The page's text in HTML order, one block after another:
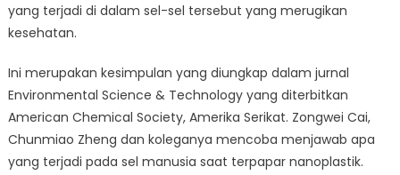
yang terjadi di dalam sel-sel tersebut yang merugikan
kesehatan.
Ini merupakan kesimpulan yang diungkap dalam jurnal
Environmental Science & Technology yang diterbitkan
American Chemical Society, Amerika Serikat. Zongwei Cai,
Chunmiao Zheng dan koleganya mencoba menjawab apa
yang terjadi pada sel manusia saat terpapar nanoplastik.